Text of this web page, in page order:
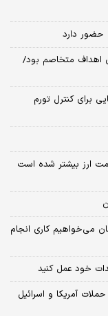
حضور دارد
اهداف متخاصم بود/
برای کنترل تورم
ارز بیشتر شده است
می‌خواهیم کاری انجام
خود عمل کنید
آمریکا و اسرائیل